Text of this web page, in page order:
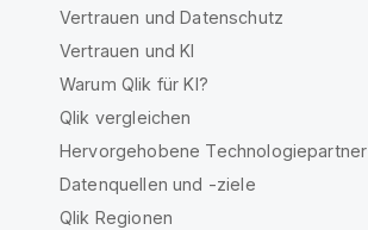
Vertrauen und Datenschutz
Vertrauen und KI
Warum Qlik für KI?
Qlik vergleichen
Hervorgehobene Technologiepartner
Datenquellen und -ziele
Qlik Regionen